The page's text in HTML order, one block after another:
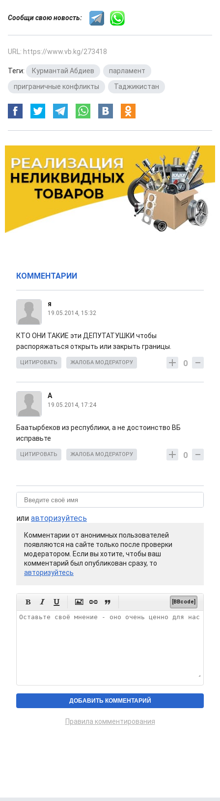
Сообщи свою новость:
URL: https://www.vb.kg/273418
Теги: Курмантай Абдиев парламент
приграничные конфликты
Таджикистан
КОММЕНТАРИИ
я
19.05.2014, 15:32
КТО ОНИ ТАКИЕ эти ДЕПУТАТУШКИ чтобы
распоряжаться открыть или закрыть границы.
0
ЦИТИРОВАТЬ ЖАЛОБА МОДЕРАТОРУ
А
19.05.2014, 17:24
Баатырбеков из республики, а не достоинство ВБ
исправьте
0
ЦИТИРОВАТЬ ЖАЛОБА МОДЕРАТОРУ
или авторизуйтесь
Комментарии от анонимных пользователей
появляются на сайте только после проверки
модератором. Если вы хотите, чтобы ваш
комментарий был опубликован сразу, то
авторизуйтесь
      [BBcode]
Правила комментирования